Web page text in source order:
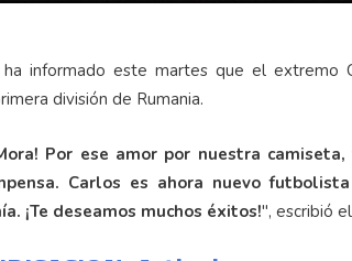
informado este martes que el extremo
división de Rumania.
Por ese amor por nuestra
Carlos es ahora nuevo
¡Te deseamos muchos éxitos!", escribió